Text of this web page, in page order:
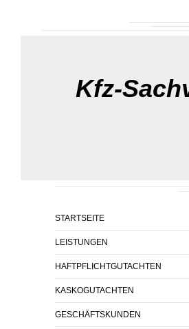
Kfz-
STARTSEITE
LEISTUNGEN
HAFTPFLICHTGUTACHTEN
KASKOGUTACHTEN
GESCHÄFTSKUNDEN